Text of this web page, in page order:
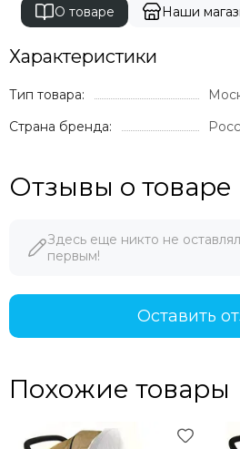
О товаре Наши
Характеристики
Тип товара:
Страна бренда:
Отзывы о товаре
Здесь еще никто не
первым!
Оставить
Похожие товары